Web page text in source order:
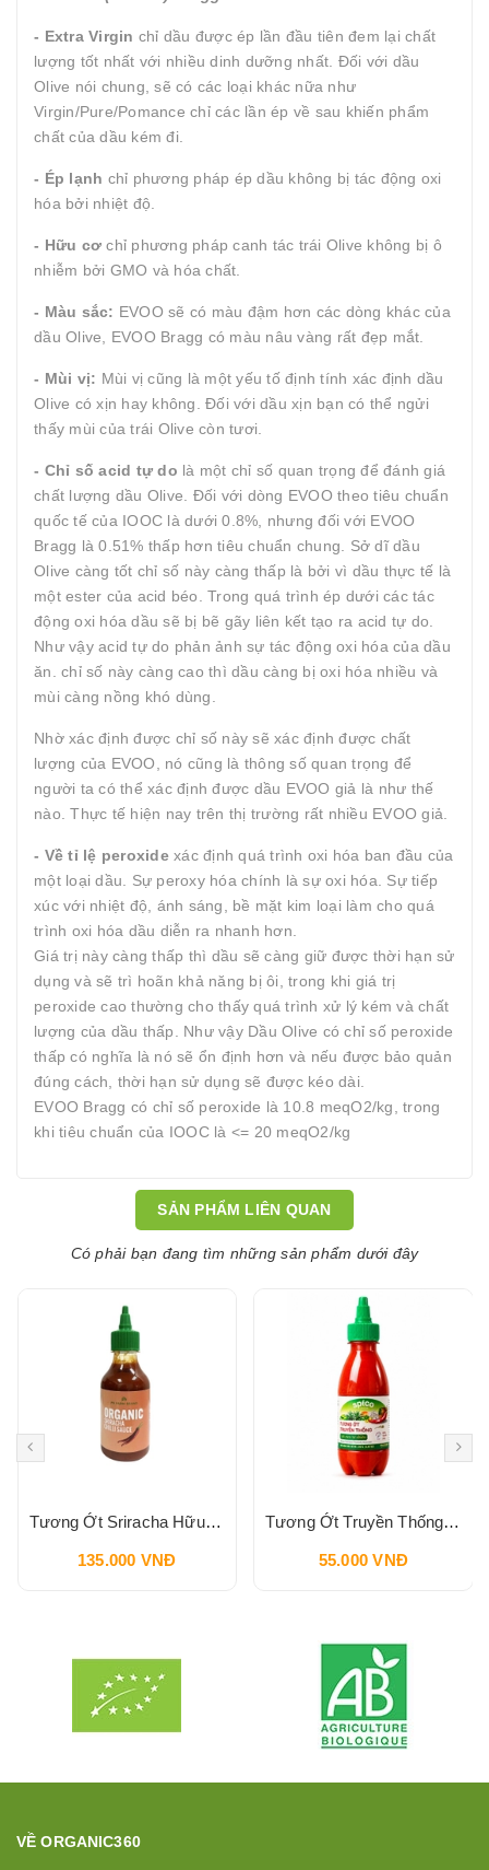
- Extra Virgin chỉ dầu được ép lần đầu tiên đem lại chất
lượng tốt nhất với nhiều dinh dưỡng nhất. Đối với dầu
Olive nói chung, sẽ có các loại khác nữa như
Virgin/Pure/Pomance chỉ các lần ép về sau khiến phẩm
chất của dầu kém đi.
- Ép lạnh chỉ phương pháp ép dầu không bị tác động oxi
hóa bởi nhiệt độ.
- Hữu cơ chỉ phương pháp canh tác trái Olive không bị ô
nhiễm bởi GMO và hóa chất.
- Màu sắc: EVOO sẽ có màu đậm hơn các dòng khác của
dầu Olive, EVOO Bragg có màu nâu vàng rất đẹp mắt.
- Mùi vị: Mùi vị cũng là một yếu tố định tính xác định dầu
Olive có xịn hay không. Đối với dầu xịn bạn có thể ngửi
thấy mùi của trái Olive còn tươi.
- Chỉ số acid tự do là một chỉ số quan trọng để đánh giá
chất lượng dầu Olive. Đối với dòng EVOO theo tiêu chuẩn
quốc tế của IOOC là dưới 0.8%, nhưng đối với EVOO
Bragg là 0.51% thấp hơn tiêu chuẩn chung. Sở dĩ dầu
Olive càng tốt chỉ số này càng thấp là bởi vì dầu thực tế là
một ester của acid béo. Trong quá trình ép dưới các tác
động oxi hóa dầu sẽ bị bẽ gãy liên kết tạo ra acid tự do.
Như vậy acid tự do phản ảnh sự tác động oxi hóa của dầu
ăn. chỉ số này càng cao thì dầu càng bị oxi hóa nhiều và
mùi càng nồng khó dùng.
Nhờ xác định được chỉ số này sẽ xác định được chất
lượng của EVOO, nó cũng là thông số quan trọng để
người ta có thể xác định được dầu EVOO giả là như thế
nào. Thực tế hiện nay trên thị trường rất nhiều EVOO giả.
- Về tỉ lệ peroxide xác định quá trình oxi hóa ban đầu của
một loại dầu. Sự peroxy hóa chính là sự oxi hóa. Sự tiếp
xúc với nhiệt độ, ánh sáng, bề mặt kim loại làm cho quá
trình oxi hóa dầu diễn ra nhanh hơn.
Giá trị này càng thấp thì dầu sẽ càng giữ được thời hạn sử
dụng và sẽ trì hoãn khả năng bị ôi, trong khi giá trị
peroxide cao thường cho thấy quá trình xử lý kém và chất
lượng của dầu thấp. Như vậy Dầu Olive có chỉ số peroxide
thấp có nghĩa là nó sẽ ổn định hơn và nếu được bảo quản
đúng cách, thời hạn sử dụng sẽ được kéo dài.
EVOO Bragg có chỉ số peroxide là 10.8 meqO2/kg, trong
khi tiêu chuẩn của IOOC là <= 20 meqO2/kg
SẢN PHẨM LIÊN QUAN
Có phải bạn đang tìm những sản phẩm dưới đây
Tương Ớt Sriracha Hữu Cơ Pbfarm 230g
135.000 VNĐ
Tương Ớt Truyền Thống SPICO Sriracha Chilli Sauce 240g
55.000 VNĐ
VỀ ORGANIC360